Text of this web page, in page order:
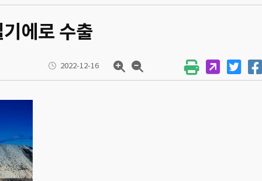
에로 수출
2022-12-16